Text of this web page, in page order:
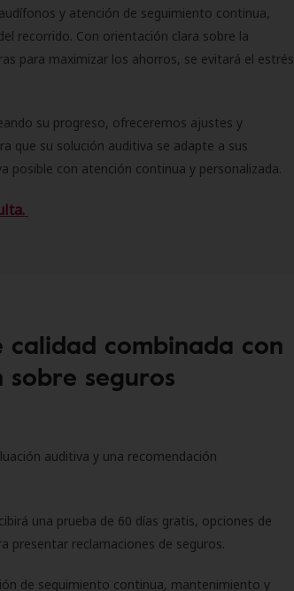
y atención de seguimiento continua,
recorrido. Con orientación clara sobre la
para maximizar los ahorros, se evitará el estrés
su progreso, ofreceremos ajustes y
que su solución auditiva se adapte a sus
posible con atención continua y personalizada.
combinada con
seguros
auditiva y una recomendación
una prueba de 60 días gratis, opciones de
presentar reclamaciones de seguros.
de seguimiento continua, mantenimiento y